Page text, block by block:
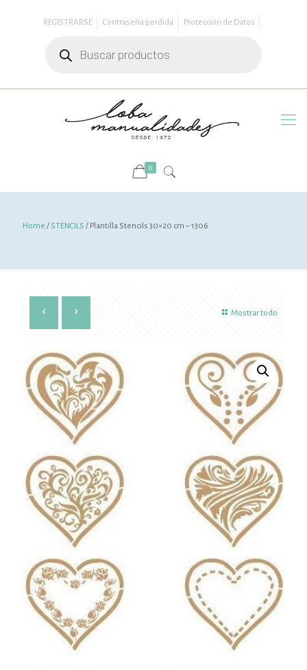
REGISTRARSE Contraseña perdida
Protección de Datos
productos
0
Home / STENCILS / Plantilla Stencils 30×20 cm – 1306
Mostrar todo